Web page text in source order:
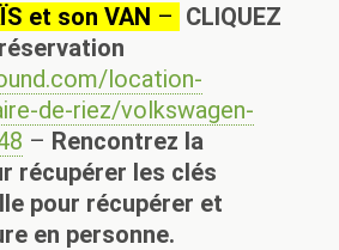
et son VAN – CLIQUEZ
location-
de-riez/volkswagen-
– Rencontrez la
récupérer les clés
pour récupérer et
en personne.